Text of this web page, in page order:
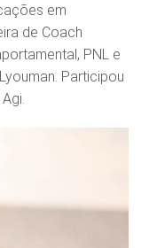
em
de Coach
PNL e
Participou